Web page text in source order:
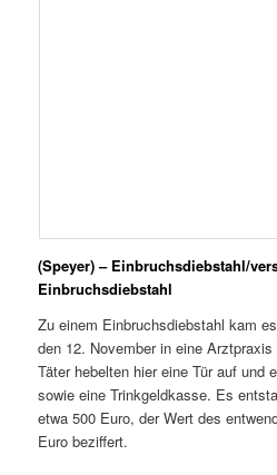
(Speyer) – Einbruchsdiebstahl/
Einbruchsdiebstahl
Zu einem Einbruchsdiebstahl kam
den 12. November in eine
Täter hebelten hier eine Tür auf und
sowie eine Trinkgeldkasse. Es
etwa 500 Euro, der Wert des
Euro beziffert.